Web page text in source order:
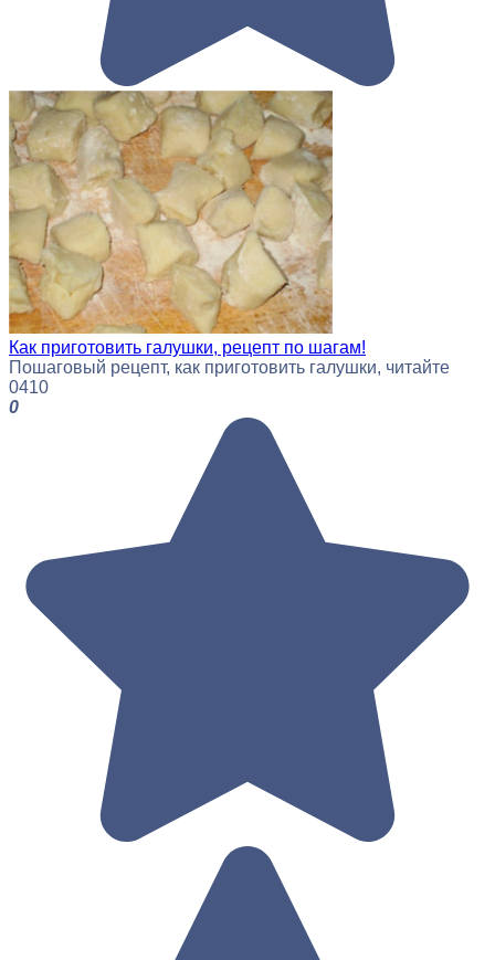
Как приготовить галушки, рецепт по шагам!
Пошаговый рецепт, как приготовить галушки, читайте
0410
0